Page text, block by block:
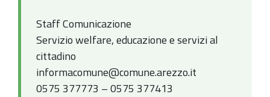
Staff Comunicazione
Servizio welfare, educazione e servizi al
cittadino
informacomune@comune.arezzo.it
0575 377773 – 0575 377413